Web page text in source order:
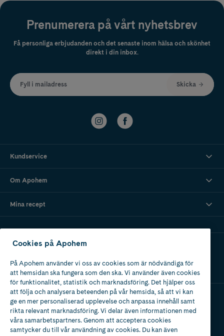
Prenumerera på vårt nyhetsbrev
Få personliga erbjudanden och det senaste inom hälsa och skönhet
direkt i din inbox.
Fyll i mailadress Skicka
Kundservice
Om Apohem
Mina recept
Ladda ner vår app
Apotek med tillstånd
av Läkemedelsverket
Cookies på Apohem
På Apohem använder vi oss av cookies som är nödvändiga för
att hemsidan ska fungera som den ska. Vi använder även cookies
för funktionalitet, statistik och marknadsföring. Det hjälper oss
att följa och analysera beteenden på vår hemsida, så att vi kan
ge en mer personaliserad upplevelse och anpassa innehåll samt
rikta relevant marknadsföring. Vi delar även informationen med
våra samarbetspartners. Genom att acceptera cookies
samtycker du till vår användning av cookies. Du kan även